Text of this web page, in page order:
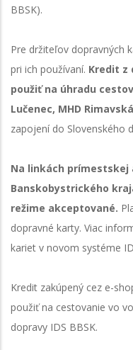
BBSK).
Pre držiteľov dopravných
pri ich používaní. Kredit z
použiť na úhradu
Lučenec, MHD
zapojení do Slovenského
Na linkách prímestskej
Banskobystrického
režime akceptované.
dopravné karty. Viac
kariet v novom systéme
Kredit zakúpený cez e-
použiť na cestovanie vo
dopravy IDS BBSK.